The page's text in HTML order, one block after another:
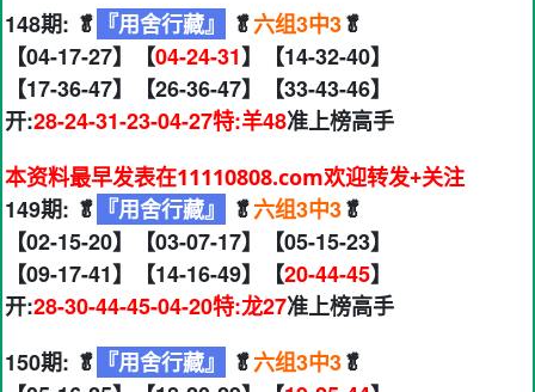
148期: 🥬 『用舍行藏』 🥬六组3中3🥬
【04-17-27】【04-24-31】【14-32-40】
【17-36-47】【26-36-47】【33-43-46】
开:28-24-31-23-04-27特:羊48准上榜高手
本资料最早发表在11110808.com欢迎转发+关注
149期: 🥬 『用舍行藏』 🥬六组3中3🥬
【02-15-20】【03-07-17】【05-15-23】
【09-17-41】【14-16-49】【20-44-45】
开:28-30-44-45-04-20特:龙27准上榜高手
150期: 🥬 『用舍行藏』 🥬六组3中3🥬